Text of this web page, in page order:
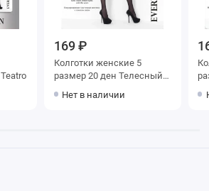
размер 20 ден Загар Teatro
169 ₽
Колготки женские 5
размер 20 ден Телесный
Нет в наличии